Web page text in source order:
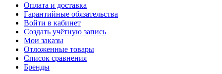
Оплата и доставка
Гарантийные обязательства
Войти в кабинет
Создать учётную запись
Мои заказы
Отложенные товары
Список сравнения
Бренды